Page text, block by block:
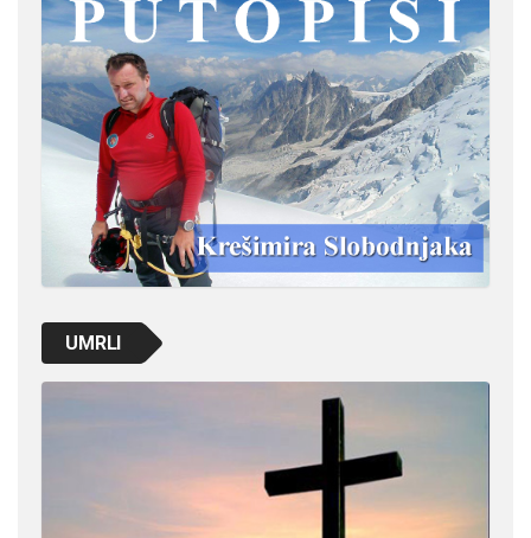
UMRLI